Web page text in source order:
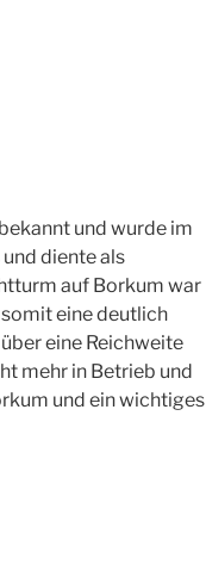
und wurde im
diente als
auf Borkum war
eine deutlich
eine Reichweite
mehr in Betrieb und
und ein wichtiges